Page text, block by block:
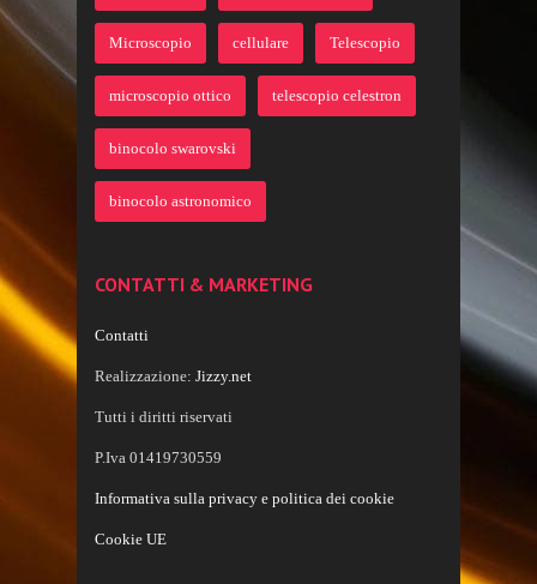
Microscopio cellulare Telescopio
microscopio ottico telescopio celestron
binocolo swarovski
binocolo astronomico
CONTATTI & MARKETING
Contatti
Realizzazione: Jizzy.net
Tutti i diritti riservati
P.Iva 01419730559
Informativa sulla privacy e politica dei cookie
Cookie UE